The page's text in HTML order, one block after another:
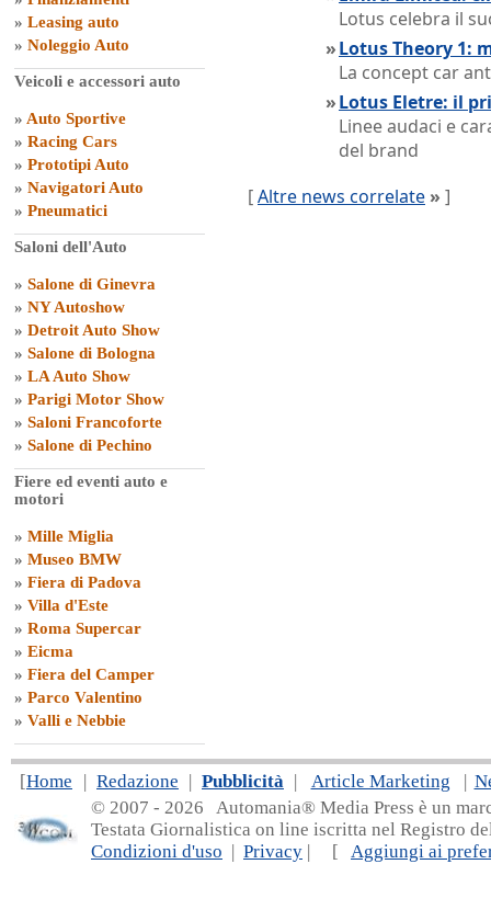
» Leasing auto
» Noleggio Auto
Veicoli e accessori auto
» Auto Sportive
» Racing Cars
» Prototipi Auto
» Navigatori Auto
» Pneumatici
Saloni dell'Auto
» Salone di Ginevra
» NY Autoshow
» Detroit Auto Show
» Salone di Bologna
» LA Auto Show
» Parigi Motor Show
» Saloni Francoforte
» Salone di Pechino
Fiere ed eventi auto e
motori
» Mille Miglia
» Museo BMW
» Fiera di Padova
» Villa d'Este
» Roma Supercar
» Eicma
» Fiera del Camper
» Parco Valentino
» Valli e Nebbie
Lotus celebra il
»Lotus Theory 1:
La concept car
»Lotus Eletre: il
Linee audaci e
del brand
[Altre news correlate » ]
[Home | Redazione | Pubblicità | Article Marketing |
© 2007 - 2026 Automania® Media Press è un
Testata Giornalistica on line iscritta nel Registro
Condizioni d'uso | Privacy | [ Aggiungi ai